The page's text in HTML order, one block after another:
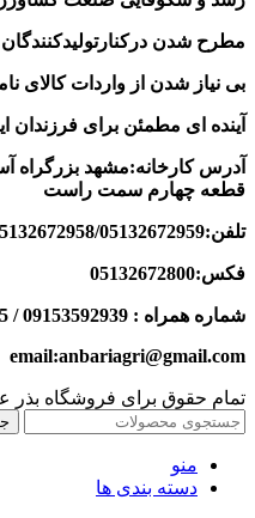
مطرح شدن درکنارتولیدکنندگان
بی نیاز شدن از واردات کالای
آینده ای مطمئن برای فرزندان
آدرس کارخانه:مشهد بزرگراه
قطعه چهارم سمت راست
تلفن:05132672957/05132672958/05132672959
فکس:05132672800
شماره همراه : 09153592939 / 09128602815/ 09151824378
email:anbariagri@gmail.com
تمام حقوق برای فروشگاه
منو
دسته بندی ها